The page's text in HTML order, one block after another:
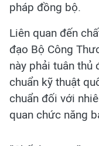
pháp đồng bộ.
Liên quan đến
đạo Bộ Công
này phải tuân thủ
chuẩn kỹ thuật
chuẩn đối với
quan chức năng